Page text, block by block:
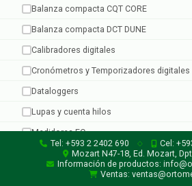
Balanza compacta CQT CORE
Balanza compacta DCT DUNE
Calibradores digitales
Cronómetros y Temporizadores digitales
Dataloggers
Lupas y cuenta hilos
Medidores EC
Micrómetros digitales
Penetrómetro para frutas
Tel: +593 2 2402 690 ◇ Cel:
Mozart N47-18, Ed. Mozart,
Información de productos:
Ventas: